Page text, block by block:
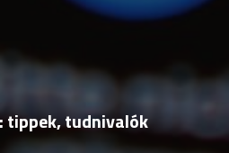
tippek, tudnivalók